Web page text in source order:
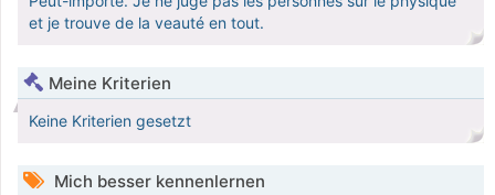
et je trouve de la veauté en tout.
Meine Kriterien
Keine Kriterien gesetzt
Mich besser kennenlernen